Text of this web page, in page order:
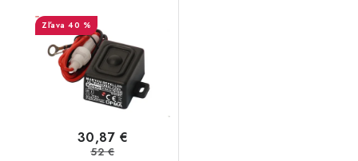
40 %
30,87 €
52 €